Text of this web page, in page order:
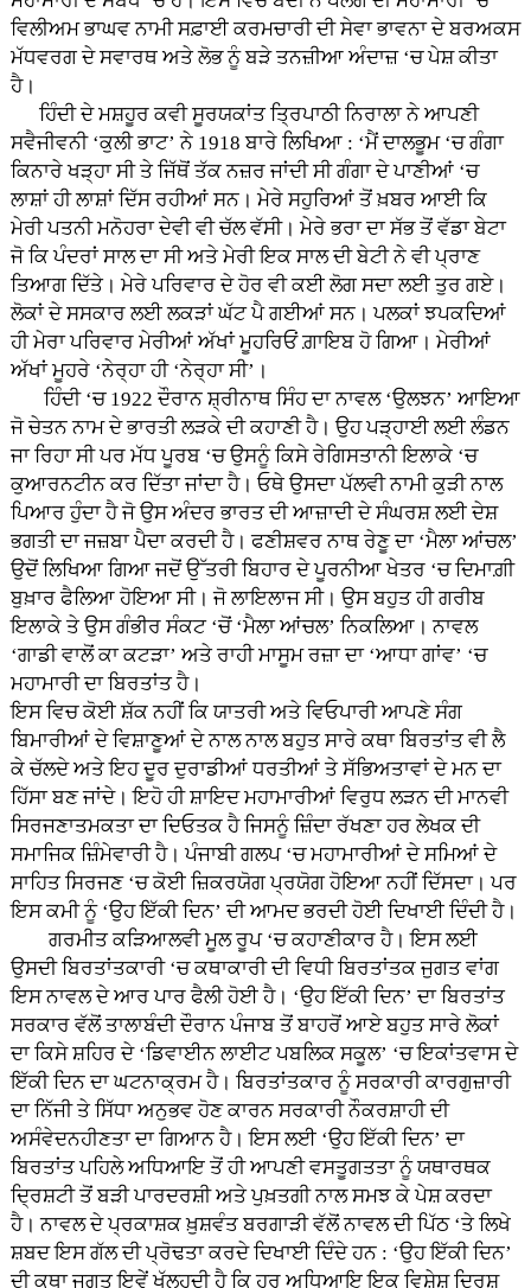
ਵਿਲੀਅਮ ਭਾਘਵ ਨਾਮੀ ਸਫ਼ਾਈ ਕਰਮਚਾਰੀ ਦੀ ਸੇਵਾ ਭਾਵਨਾ ਦੇ ਬਰਅਕਸ
ਮੱਧਵਰਗ ਦੇ ਸਵਾਰਥ ਅਤੇ ਲੋਭ ਨੂੰ ਬੜੇ ਤਨਜ਼ੀਆ ਅੰਦਾਜ਼ ‘ਚ ਪੇਸ਼ ਕੀਤਾ
ਹੈ।
ਹਿੰਦੀ ਦੇ ਮਸ਼ਹੂਰ ਕਵੀ ਸੂਰਯਕਾਂਤ ਤ੍ਰਿਪਾਠੀ ਨਿਰਾਲਾ ਨੇ ਆਪਣੀ
ਸਵੈਜੀਵਨੀ ‘ਕੁਲੀ ਭਾਟ’ ਨੇ 1918 ਬਾਰੇ ਲਿਖਿਆ : ‘ਮੈਂ ਦਾਲਭੂਮ ‘ਚ ਗੰਗਾ
ਕਿਨਾਰੇ ਖੜ੍ਹਾ ਸੀ ਤੇ ਜਿੱਥੋਂ ਤੱਕ ਨਜ਼ਰ ਜਾਂਦੀ ਸੀ ਗੰਗਾ ਦੇ ਪਾਣੀਆਂ ‘ਚ
ਲਾਸ਼ਾਂ ਹੀ ਲਾਸ਼ਾਂ ਦਿੱਸ ਰਹੀਆਂ ਸਨ। ਮੇਰੇ ਸਹੁਰਿਆਂ ਤੋਂ ਖ਼ਬਰ ਆਈ ਕਿ
ਮੇਰੀ ਪਤਨੀ ਮਨੋਹਰਾ ਦੇਵੀ ਵੀ ਚੱਲ ਵੱਸੀ। ਮੇਰੇ ਭਰਾ ਦਾ ਸੱਭ ਤੋਂ ਵੱਡਾ ਬੇਟਾ
ਜੋ ਕਿ ਪੰਦਰਾਂ ਸਾਲ ਦਾ ਸੀ ਅਤੇ ਮੇਰੀ ਇਕ ਸਾਲ ਦੀ ਬੇਟੀ ਨੇ ਵੀ ਪ੍ਰਾਣ
ਤਿਆਗ ਦਿੱਤੇ। ਮੇਰੇ ਪਰਿਵਾਰ ਦੇ ਹੋਰ ਵੀ ਕਈ ਲੋਗ ਸਦਾ ਲਈ ਤੁਰ ਗਏ।
ਲੋਕਾਂ ਦੇ ਸਸਕਾਰ ਲਈ ਲਕੜਾਂ ਘੱਟ ਪੈ ਗਈਆਂ ਸਨ। ਪਲਕਾਂ ਝਪਕਦਿਆਂ
ਹੀ ਮੇਰਾ ਪਰਿਵਾਰ ਮੇਰੀਆਂ ਅੱਖਾਂ ਮੂਹਰਿਓਂ ਗ਼ਾਇਬ ਹੋ ਗਿਆ। ਮੇਰੀਆਂ
ਅੱਖਾਂ ਮੂਹਰੇ ‘ਨੇਰ੍ਹਾ ਹੀ ‘ਨੇਰ੍ਹਾ ਸੀ’।
ਹਿੰਦੀ ‘ਚ 1922 ਦੌਰਾਨ ਸ਼੍ਰੀਨਾਥ ਸਿੰਹ ਦਾ ਨਾਵਲ ‘ਉਲਝਨ’ ਆਇਆ
ਜੋ ਚੇਤਨ ਨਾਮ ਦੇ ਭਾਰਤੀ ਲੜਕੇ ਦੀ ਕਹਾਣੀ ਹੈ। ਉਹ ਪੜ੍ਹਾਈ ਲਈ ਲੰਡਨ
ਜਾ ਰਿਹਾ ਸੀ ਪਰ ਮੱਧ ਪੂਰਬ ‘ਚ ਉਸਨੂੰ ਕਿਸੇ ਰੇਗਿਸਤਾਨੀ ਇਲਾਕੇ ‘ਚ
ਕੁਆਰਨਟੀਨ ਕਰ ਦਿੱਤਾ ਜਾਂਦਾ ਹੈ। ਓਥੇ ਉਸਦਾ ਪੱਲਵੀ ਨਾਮੀ ਕੁੜੀ ਨਾਲ
ਪਿਆਰ ਹੁੰਦਾ ਹੈ ਜੋ ਉਸ ਅੰਦਰ ਭਾਰਤ ਦੀ ਆਜ਼ਾਦੀ ਦੇ ਸੰਘਰਸ਼ ਲਈ ਦੇਸ਼
ਭਗਤੀ ਦਾ ਜਜ਼ਬਾ ਪੈਦਾ ਕਰਦੀ ਹੈ। ਫਣੀਸ਼ਵਰ ਨਾਥ ਰੇਣੂ ਦਾ ‘ਮੈਲਾ ਆਂਚਲ’
ਉਦੋਂ ਲਿਖਿਆ ਗਿਆ ਜਦੋਂ ਉੱਤਰੀ ਬਿਹਾਰ ਦੇ ਪੂਰਨੀਆ ਖੇਤਰ ‘ਚ ਦਿਮਾਗ਼ੀ
ਬੁਖ਼ਾਰ ਫੈਲਿਆ ਹੋਇਆ ਸੀ। ਜੋ ਲਾਇਲਾਜ ਸੀ। ਉਸ ਬਹੁਤ ਹੀ ਗਰੀਬ
ਇਲਾਕੇ ਤੇ ਉਸ ਗੰਭੀਰ ਸੰਕਟ ‘ਚੋਂ ‘ਮੈਲਾ ਆਂਚਲ’ ਨਿਕਲਿਆ। ਨਾਵਲ
‘ਗਾਡੀ ਵਾਲੋਂ ਕਾ ਕਟੜਾ’ ਅਤੇ ਰਾਹੀ ਮਾਸੂਮ ਰਜ਼ਾ ਦਾ ‘ਆਧਾ ਗਾਂਵ’ ‘ਚ
ਮਹਾਮਾਰੀ ਦਾ ਬਿਰਤਾਂਤ ਹੈ।
ਇਸ ਵਿਚ ਕੋਈ ਸ਼ੱਕ ਨਹੀਂ ਕਿ ਯਾਤਰੀ ਅਤੇ ਵਿਓਪਾਰੀ ਆਪਣੇ ਸੰਗ
ਬਿਮਾਰੀਆਂ ਦੇ ਵਿਸ਼ਾਣੂਆਂ ਦੇ ਨਾਲ ਨਾਲ ਬਹੁਤ ਸਾਰੇ ਕਥਾ ਬਿਰਤਾਂਤ ਵੀ ਲੈ
ਕੇ ਚੱਲਦੇ ਅਤੇ ਇਹ ਦੂਰ ਦੁਰਾਡੀਆਂ ਧਰਤੀਆਂ ਤੇ ਸੱਭਿਅਤਾਵਾਂ ਦੇ ਮਨ ਦਾ
ਹਿੱਸਾ ਬਣ ਜਾਂਦੇ। ਇਹੋ ਹੀ ਸ਼ਾਇਦ ਮਹਾਮਾਰੀਆਂ ਵਿਰੁਧ ਲੜਨ ਦੀ ਮਾਨਵੀ
ਸਿਰਜਣਾਤਮਕਤਾ ਦਾ ਦਿਓਤਕ ਹੈ ਜਿਸਨੂੰ ਜ਼ਿੰਦਾ ਰੱਖਣਾ ਹਰ ਲੇਖਕ ਦੀ
ਸਮਾਜਿਕ ਜ਼ਿੰਮੇਵਾਰੀ ਹੈ। ਪੰਜਾਬੀ ਗਲਪ ‘ਚ ਮਹਾਮਾਰੀਆਂ ਦੇ ਸਮਿਆਂ ਦੇ
ਸਾਹਿਤ ਸਿਰਜਣ ‘ਚ ਕੋਈ ਜ਼ਿਕਰਯੋਗ ਪ੍ਰਯੋਗ ਹੋਇਆ ਨਹੀਂ ਦਿੱਸਦਾ। ਪਰ
ਇਸ ਕਮੀ ਨੂੰ ‘ਉਹ ਇੱਕੀ ਦਿਨ’ ਦੀ ਆਮਦ ਭਰਦੀ ਹੋਈ ਦਿਖਾਈ ਦਿੰਦੀ ਹੈ।
ਗਰਮੀਤ ਕੜਿਆਲਵੀ ਮੂਲ ਰੂਪ ‘ਚ ਕਹਾਣੀਕਾਰ ਹੈ। ਇਸ ਲਈ
ਉਸਦੀ ਬਿਰਤਾਂਤਕਾਰੀ ‘ਚ ਕਥਾਕਾਰੀ ਦੀ ਵਿਧੀ ਬਿਰਤਾਂਤਕ ਜੁਗਤ ਵਾਂਗ
ਇਸ ਨਾਵਲ ਦੇ ਆਰ ਪਾਰ ਫੈਲੀ ਹੋਈ ਹੈ। ‘ਉਹ ਇੱਕੀ ਦਿਨ’ ਦਾ ਬਿਰਤਾਂਤ
ਸਰਕਾਰ ਵੱਲੋਂ ਤਾਲਾਬੰਦੀ ਦੌਰਾਨ ਪੰਜਾਬ ਤੋਂ ਬਾਹਰੋਂ ਆਏ ਬਹੁਤ ਸਾਰੇ ਲੋਕਾਂ
ਦਾ ਕਿਸੇ ਸ਼ਹਿਰ ਦੇ ‘ਡਿਵਾਈਨ ਲਾਈਟ ਪਬਲਿਕ ਸਕੂਲ’ ‘ਚ ਇਕਾਂਤਵਾਸ ਦੇ
ਇੱਕੀ ਦਿਨ ਦਾ ਘਟਨਾਕ੍ਰਮ ਹੈ। ਬਿਰਤਾਂਤਕਾਰ ਨੂੰ ਸਰਕਾਰੀ ਕਾਰਗੁਜ਼ਾਰੀ
ਦਾ ਨਿੱਜੀ ਤੇ ਸਿੱਧਾ ਅਨੁਭਵ ਹੋਣ ਕਾਰਨ ਸਰਕਾਰੀ ਨੌਕਰਸ਼ਾਹੀ ਦੀ
ਅਸੰਵੇਦਨਹੀਣਤਾ ਦਾ ਗਿਆਨ ਹੈ। ਇਸ ਲਈ ‘ਉਹ ਇੱਕੀ ਦਿਨ’ ਦਾ
ਬਿਰਤਾਂਤ ਪਹਿਲੇ ਅਧਿਆਇ ਤੋਂ ਹੀ ਆਪਣੀ ਵਸਤੂਗਤਤਾ ਨੂੰ ਯਥਾਰਥਕ
ਦ੍ਰਿਸ਼ਟੀ ਤੋਂ ਬੜੀ ਪਾਰਦਰਸ਼ੀ ਅਤੇ ਪੁਖ਼ਤਗੀ ਨਾਲ ਸਮਝ ਕੇ ਪੇਸ਼ ਕਰਦਾ
ਹੈ। ਨਾਵਲ ਦੇ ਪ੍ਰਕਾਸ਼ਕ ਖ਼ੁਸ਼ਵੰਤ ਬਰਗਾੜੀ ਵੱਲੋਂ ਨਾਵਲ ਦੀ ਪਿੱਠ ‘ਤੇ ਲਿਖੇ
ਸ਼ਬਦ ਇਸ ਗੱਲ ਦੀ ਪ੍ਰੋਢਤਾ ਕਰਦੇ ਦਿਖਾਈ ਦਿੰਦੇ ਹਨ : ‘ਉਹ ਇੱਕੀ ਦਿਨ’
ਦੀ ਕਥਾ ਜੁਗਤ ਇਵੇਂ ਖੁੱਲ੍ਹਦੀ ਹੈ ਕਿ ਹਰ ਅਧਿਆਇ ਇਕ ਵਿਸ਼ੇਸ਼ ਦ੍ਰਿਸ਼